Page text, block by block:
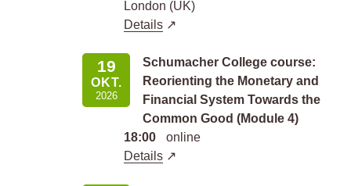
London (UK)
Details
19
OKT.
2026
Schumacher College course:
Reorienting the Monetary and
Financial System Towards the
Common Good (Module 4)
18:00
online
Details